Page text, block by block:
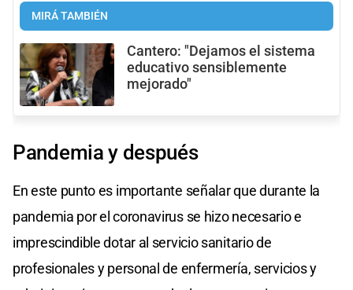
MIRÁ TAMBIÉN
Cantero: "Dejamos el sistema
educativo sensiblemente
mejorado"
Pandemia y después
En este punto es importante señalar que durante la
pandemia por el coronavirus se hizo necesario e
imprescindible dotar al servicio sanitario de
profesionales y personal de enfermería, servicios y